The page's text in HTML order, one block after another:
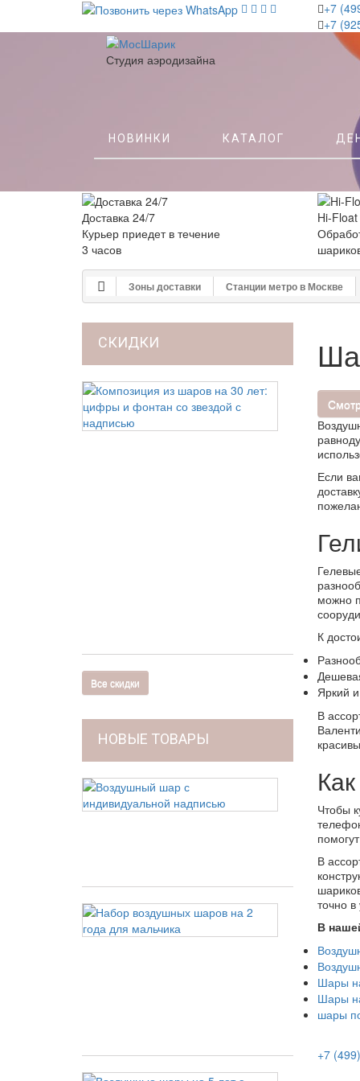
+7
+7
Студия аэродизайна
НОВИНКИ КАТАЛОГ
Доставка 24/7
Курьер приедет в течение
3 часов
Hi-
Зоны доставки Станции метро в Москве
СКИДКИ
Композиция
шаров
цифры
фонтан
звездой
7 410 руб
Все скидки
НОВЫЕ ТОВАРЫ
Воздушный
надписью
5 250 руб
Набор
воздушных
на
года
для
мальчика
Если
можно
К
Яркий
В
Чтобы
В
точно
В
Шары
Шары
шары
+7